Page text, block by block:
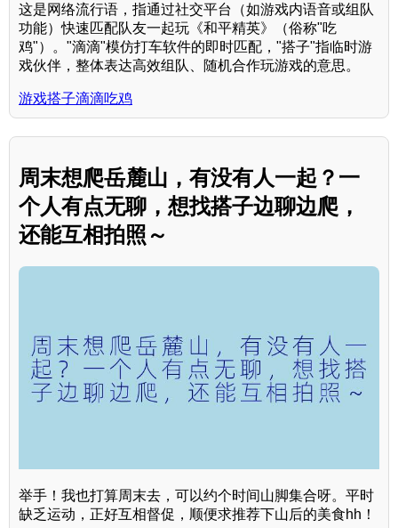
这是网络流行语，指通过社交平台（如游戏内语音或组队
功能）快速匹配队友一起玩《和平精英》（俗称"吃
鸡"）。"滴滴"模仿打车软件的即时匹配，"搭子"指临时游
戏伙伴，整体表达高效组队、随机合作玩游戏的意思。
游戏搭子滴滴吃鸡
周末想爬岳麓山，有没有人一起？一
个人有点无聊，想找搭子边聊边爬，
还能互相拍照～
举手！我也打算周末去，可以约个时间山脚集合呀。平时
缺乏运动，正好互相督促，顺便求推荐下山后的美食hh！